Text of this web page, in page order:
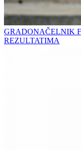
GRADONAČELNIK
REZULTATIMA